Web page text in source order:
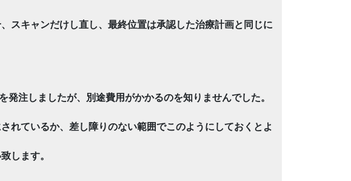
スキャンだけし直し、最終位置は承認した治療計画と同じに
注しましたが、別途費用がかかるのを知りませんでした。
れているか、差し障りのない範囲でこのようにしておくとよ
します。